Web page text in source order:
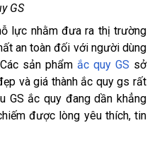
GS
lực nhằm đưa ra thị trường
an toàn đối với người dùng
sản phẩm ắc quy GS sở
và giá thành ắc quy gs rất
GS ắc quy đang dần khẳng
được lòng yêu thích, tin